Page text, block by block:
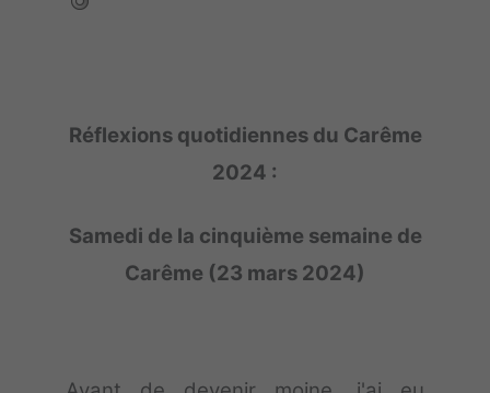
Réflexions quotidiennes du Carême
2024 :
Samedi de la cinquième semaine de
Carême (23 mars 2024)